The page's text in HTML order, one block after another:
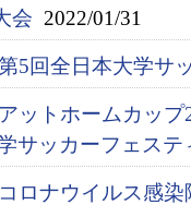
会 2022/01/31
5回全日本大学サ
ットホームカッ
サッカーフェステ
コロナウイルス感